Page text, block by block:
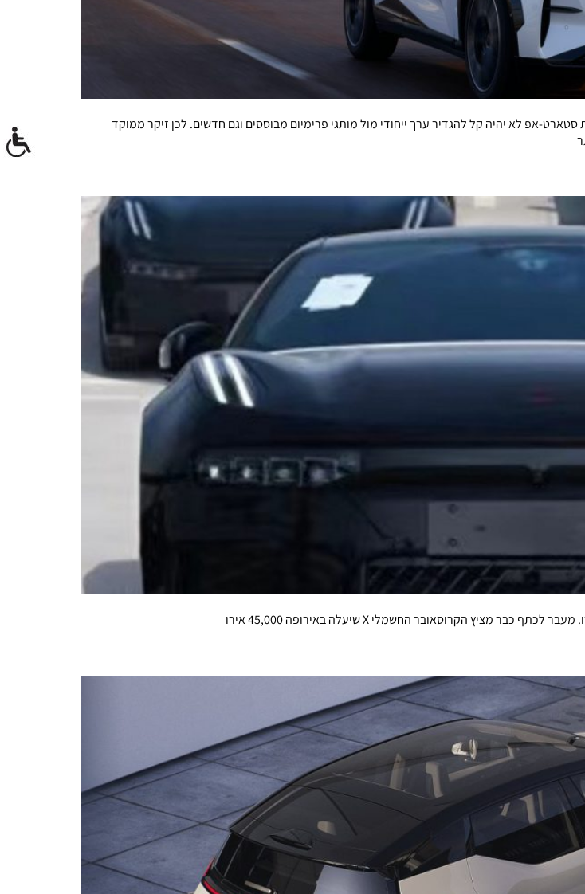
אפ לא יהיה קל להגדיר ערך ייחודי מול מותגי פרימיום מבוססים וגם חדשים. לכן זיקר ממוקד